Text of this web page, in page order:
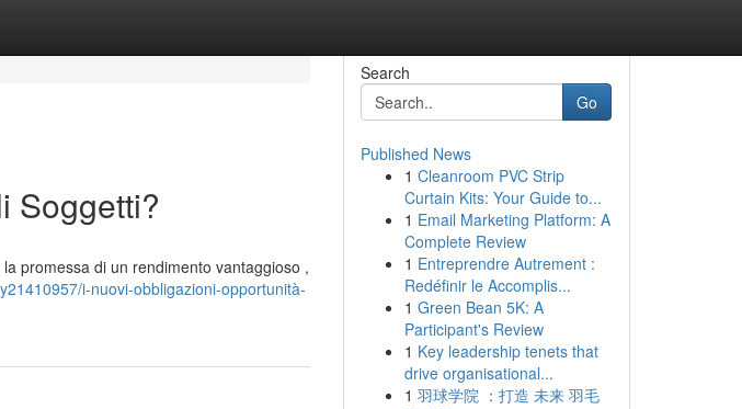
Soggetti?
promessa di un rendimento vantaggioso ,
i-nuovi-obbligazioni-opportunità-
Search
Go
Published News
1 Cleanroom PVC Strip
Curtain Kits: Your Guide to...
1 Email Marketing Platform: A
Complete Review
1 Entreprendre Autrement :
Redéfinir le Accomplis...
1 Green Bean 5K: A
Participant's Review
1 Key leadership tenets that
drive organisational...
1 羽球学院 ：打造 未来 羽毛